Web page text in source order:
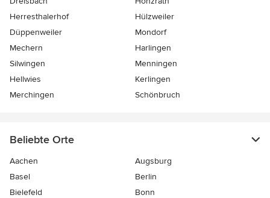
Herresthalerhof
Hülzweiler
Düppenweiler
Mondorf
Mechern
Harlingen
Silwingen
Menningen
Hellwies
Kerlingen
Merchingen
Schönbruch
Beliebte Orte
Aachen
Augsburg
Basel
Berlin
Bielefeld
Bonn